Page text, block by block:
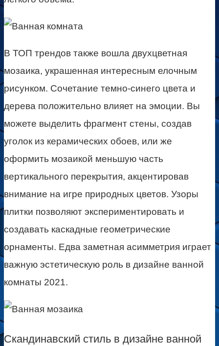
В ТОП трендов также вошла двухцветная
мозаика, украшенная интересным елочным
рисунком. Сочетание темно-синего цвета и
дерева положительно влияет на эмоции. Вы
можете выделить фрагмент стены, создав
уголок из керамических обоев, или же
оформить мозаикой меньшую часть
вертикального перекрытия, акцентировав
внимание на игре природных цветов. Узоры
плитки позволяют экспериментировать и
создавать каскадные геометрические
орнаменты. Едва заметная асимметрия играет
важную эстетическую роль в дизайне ванной
комнаты 2021.
Скандинавский стиль в дизайне ванной